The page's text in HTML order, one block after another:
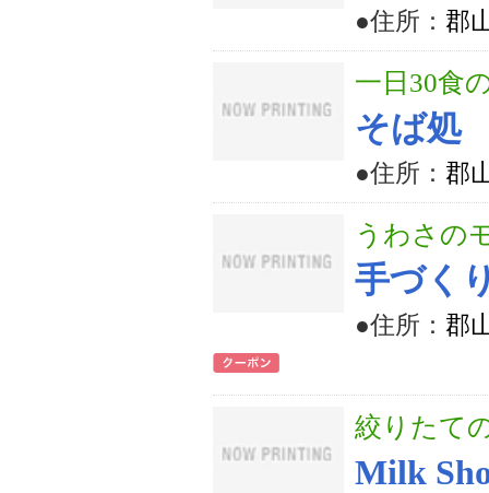
●住所： 郡
一日30食
そば処
●住所： 郡
うわさの
手づく
●住所： 郡
絞りたて
Milk